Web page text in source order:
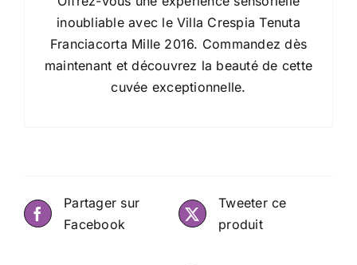
inoubliable avec le Villa Crespia Tenuta
Franciacorta Mille 2016. Commandez dès
maintenant et découvrez la beauté de cette
cuvée exceptionnelle.
Partager sur
Facebook
Tweeter ce
produit